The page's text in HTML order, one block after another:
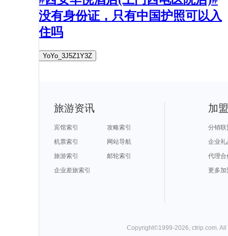
没有身份证，只有中国护照可以入
住吗
YoYo_3J5Z1Y3Z
旅游资讯
宾馆索引
攻略索引
机票索引
网站导航
旅游索引
邮轮索引
企业差旅索引
加
分销联
企业礼
代理合
更多加
Copyright©1999-2026, ctrip.com.